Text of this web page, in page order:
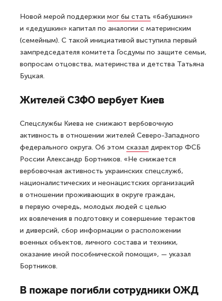
Новой мерой поддержки мог бы стать «бабушкин»
и «дедушкин» капитал по аналогии с материнским
(семейным). С такой инициативой выступила первый
зампредседателя комитета Госдумы по защите семьи,
вопросам отцовства, материнства и детства Татьяна
Буцкая.
Жителей СЗФО вербует Киев
Спецслужбы Киева не снижают вербовочную
активность в отношении жителей Северо-Западного
федерального округа. Об этом сказал директор ФСБ
России Александр Бортников. «Не снижается
вербовочная активность украинских спецслужб,
националистических и неонацистских организаций
в отношении проживающих в округе граждан,
в первую очередь, молодых людей с целью
их вовлечения в подготовку и совершение терактов
и диверсий, сбор информации о расположении
военных объектов, личного состава и техники,
оказание иной пособнической помощи», — указал
Бортников.
В пожаре погибли сотрудники ОЖД